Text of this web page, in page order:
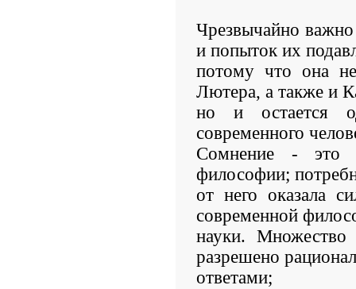
Чрезвычайно
и попыток их
потому что она
Лютера, а также и
но и остается
современного
Сомнение - это
философии;
от него оказала
современной
науки. Множество
разрешено
ответами;